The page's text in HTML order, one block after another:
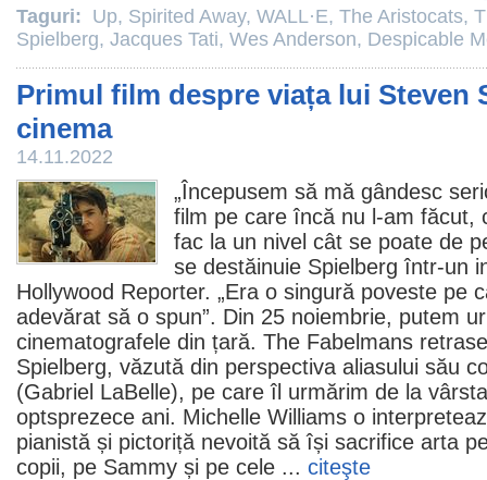
Taguri: Up, Spirited Away, WALL·E, The Aristocats,
Spielberg, Jacques Tati, Wes Anderson, Despicable
Primul film despre viața lui Steven
cinema
14.11.2022
„Începusem să mă gândesc
film pe care încă nu l-am făcut,
fac la un nivel cât se poate de
se destăinuie Spielberg într-un
Hollywood Reporter. „Era o singură poveste pe
adevărat să o spun”. Din 25 noiembrie, putem
cinematografele din țară. The Fabelmans
Spielberg, văzută din perspectiva aliasului său
(Gabriel LaBelle), pe care îl urmărim de la
optsprezece ani. Michelle Williams o
pianistă și pictoriță nevoită să își sacrifice arta
copii, pe Sammy și pe cele ... citeşte